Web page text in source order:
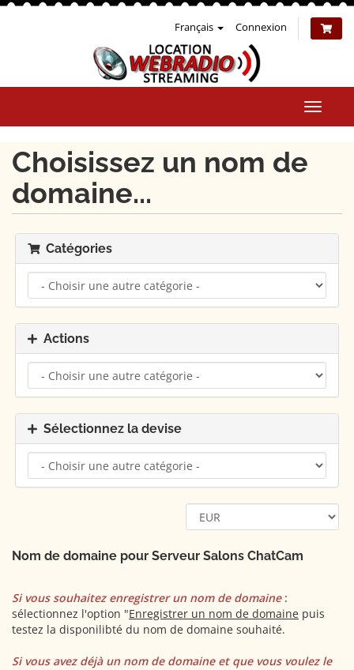
Français Connexion
la
Choisissez un nom de
domaine...
Catégories
Actions
Sélectionnez la devise
Nom de domaine pour Serveur Salons ChatCam
Si vous souhaitez enregistrer un nom de domaine:
sélectionnez l'option "Enregistrer un nom de domaine puis
testez la disponilibté du nom de domaine souhaité.
Si vous avez déjà un nom de domaine et que vous voulez le